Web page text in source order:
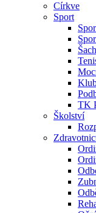
Církve
Sport
TK
Školství